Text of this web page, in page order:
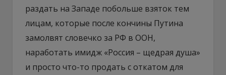
раздать на Западе побольше взяток тем
лицам, которые после кончины Путина
замолвят словечко за РФ в ООН,
наработать имидж «Россия – щедрая душа»
и просто что-то продать с откатом для